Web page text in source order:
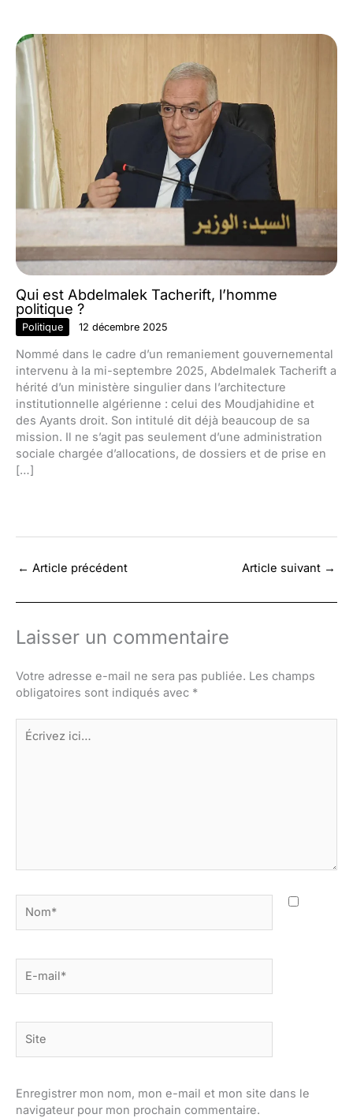
Qui est Abdelmalek Tacherift, l’homme
politique ?
Politique 12 décembre 2025
Nommé dans le cadre d’un remaniement gouvernemental
intervenu à la mi-septembre 2025, Abdelmalek Tacherift a
hérité d’un ministère singulier dans l’architecture
institutionnelle algérienne : celui des Moudjahidine et
des Ayants droit. Son intitulé dit déjà beaucoup de sa
mission. Il ne s’agit pas seulement d’une administration
sociale chargée d’allocations, de dossiers et de prise en
[…]
← Article précédent Article suivant →
Laisser un commentaire
Votre adresse e-mail ne sera pas publiée. Les champs
obligatoires sont indiqués avec *
Écrivez
ici…
mail*
Enregistrer mon nom, mon e-mail et mon site dans le
navigateur pour mon prochain commentaire.